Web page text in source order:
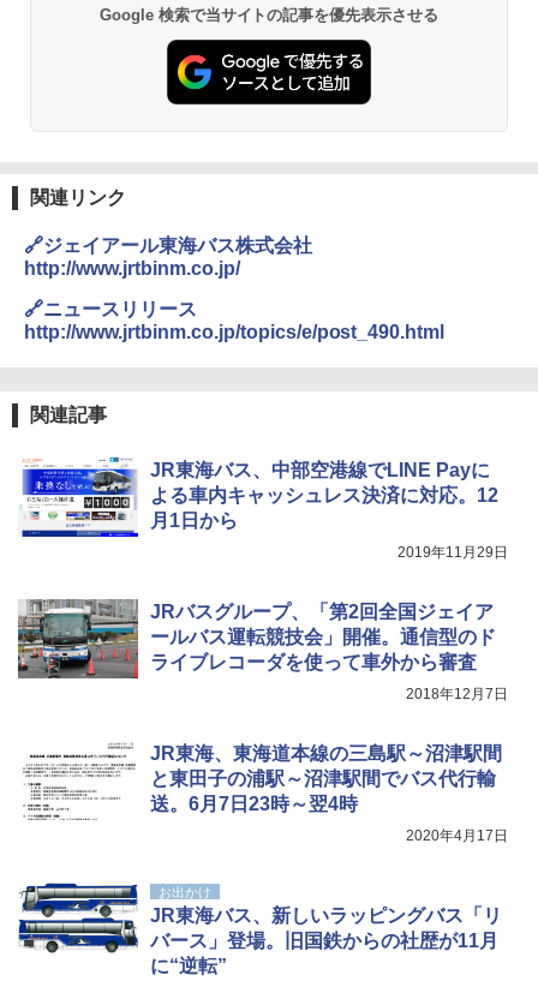
￥2,695
A26 地球の歩き方 チェコ ポーランド スロヴ
ァキア 2026～2027 地球の歩き方A ヨーロッ
パ
解く (講談社現代新書)
￥1,540
PYKES PEAK (パイクスピーク) 着替えテン
ト プライバシー テント 【中が透けない】 1
人用 折りたたみ 防災グッズ 災害用トイレ ビ
ーチ ピクニック ポップアップテント 携帯 簡
ENDLESS BASE 《めざましテレビで紹介》
テント ワンタッチ RENEW 幅200 2-3人用 43
500002(88859)
￥5,999
ュ(BC仕様) PATC-150B(EB)
￥9,990
広げるだけ パッとサッとテント キューブワ
イド ブラックコーティング フルクローズ メ
ッシュ 4人用 簡単設置 ポップアップテント P
ATCW-150B エクルベージュ
GRANDOOR ステンレス保冷剤 2個セット 2
BUNDOK(バンドック)ソロ ドーム 1 EX BDK
-08EX カーキ ソロキャンプ ポリエステル フ
￥-
き
￥6,459
USB充電式 高精度 超長距離照射 長時間使用
可能 安全ロック付き 高安全性 金属製耐久 コ
ンパクト多機能設計 持ち運び便利 アウトド
ア/オフィス/教育現場/展示会用 緑
Google 検索で当サイトの記事を優先表示させる
関連リンク
🔗ジェイアール東海バス株式会社
http://www.jrtbinm.co.jp/
🔗ニュースリリース
http://www.jrtbinm.co.jp/topics/e/post_490.html
関連記事
JR東海バス、中部空港線でLINE Payに
よる車内キャッシュレス決済に対応。12
月1日から
2019年11月29日
JRバスグループ、「第2回全国ジェイア
ールバス運転競技会」開催。通信型のド
ライブレコーダを使って車外から審査
2018年12月7日
JR東海、東海道本線の三島駅～沼津駅間
と東田子の浦駅～沼津駅間でバス代行輸
送。6月7日23時～翌4時
2020年4月17日
お出かけ
JR東海バス、新しいラッピングバス「リ
バース」登場。旧国鉄からの社歴が11月
に“逆転”